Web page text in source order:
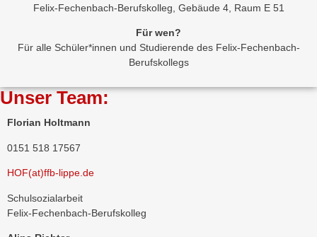
Felix-Fechenbach-Berufskolleg, Gebäude 4, Raum E 51
Für wen?
Für alle Schüler*innen und Studierende des Felix-Fechenbach-
Berufskollegs
Unser Team:
Florian Holtmann
0151 518 17567
HOF(at)ffb-lippe.de
Schulsozialarbeit
Felix-Fechenbach-Berufskolleg